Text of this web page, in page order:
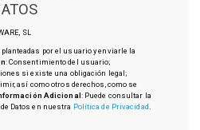
SL
por el usuario y enviarle la
: Consentimiento del usuario;
si existe una obligación legal;
así como otros derechos, como se
Adicional: Puede consultar la
Datos en nuestra Política de Privacidad